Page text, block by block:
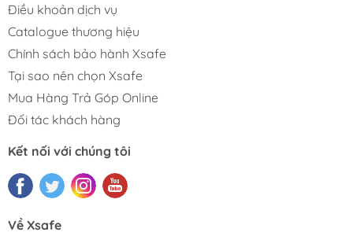
Điều khoản dịch vụ
Catalogue thương hiệu
Chính sách bảo hành Xsafe
Tại sao nên chọn Xsafe
Mua Hàng Trả Góp Online
Đối tác khách hàng
Kết nối với chúng tôi
Về Xsafe